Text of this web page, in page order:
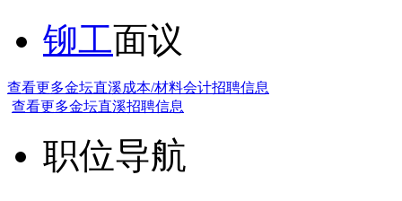
铆工面议
查看更多金坛直溪成本/材料会计招聘信息
查看更多金坛直溪招聘信息
职位导航